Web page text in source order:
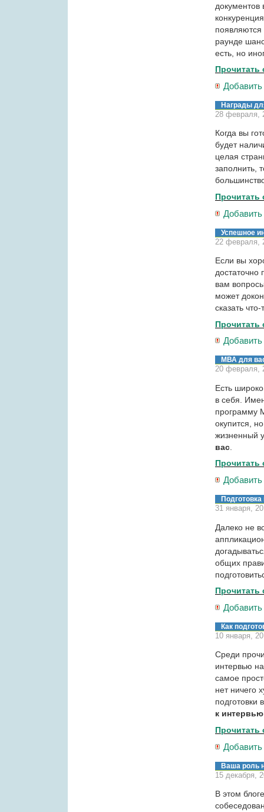
появляются
раунде
есть, но
Прочитать
Награды
28 февраля,
Когда вы
будет
целая
заполнить,
Прочитать
Успешное
22 февраля,
Если вы
достаточно
вам
может
сказать
Прочитать
МВА для
20 февраля,
Есть
в себя.
программу
окупится,
жизненный
вас
Прочитать
31 января,
Далеко не
общих
Прочитать
Как
10 января,
Среди
интервью
самое
нет ничего
к
Прочитать
Ваша роль
15 декабря,
В этом